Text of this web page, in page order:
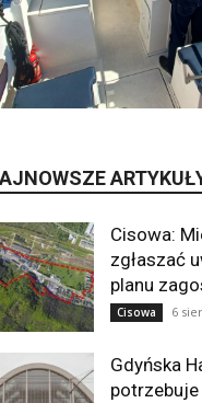
Cisowa:
zgłaszać
planu
Cisowa 6
Gdyńska